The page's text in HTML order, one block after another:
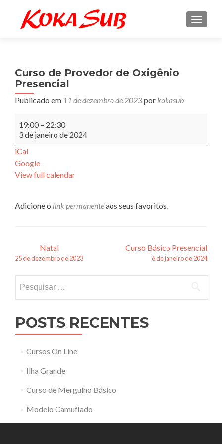
Curso de Provedor de Oxigênio
Presencial
Publicado em 11 de dezembro de 2023por kokasub
de
Provedor
de
Presencial
19:00 – 22:30
3 de janeiro de 2024
iCal
Google
View full calendar
Adicione o link permanenteaos seus favoritos.
Navegação
posts
Natal
25 de dezembro de 2023
Curso Básico Presencial
6 de janeiro de 2024
por:
POSTS RECENTES
Cursos On Line
Ilha Grande
Curso de Mergulho Básico
Modelo Camuflado